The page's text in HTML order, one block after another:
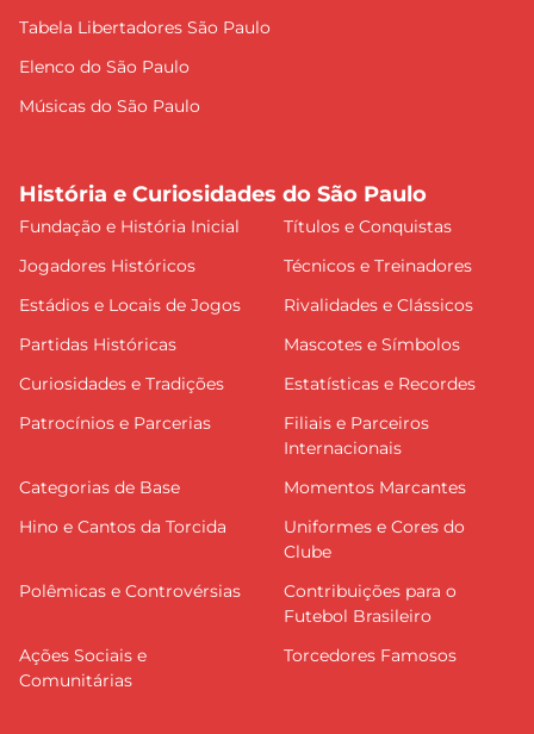
Tabela Libertadores São Paulo
Elenco do São Paulo
Músicas do São Paulo
História e Curiosidades do São Paulo
Fundação e História Inicial
Títulos e Conquistas
Jogadores Históricos
Técnicos e Treinadores
Estádios e Locais de Jogos
Rivalidades e Clássicos
Partidas Históricas
Mascotes e Símbolos
Curiosidades e Tradições
Estatísticas e Recordes
Patrocínios e Parcerias
Filiais e Parceiros
Internacionais
Categorias de Base
Momentos Marcantes
Hino e Cantos da Torcida
Uniformes e Cores do
Clube
Polêmicas e Controvérsias
Contribuições para o
Futebol Brasileiro
Ações Sociais e
Comunitárias
Torcedores Famosos